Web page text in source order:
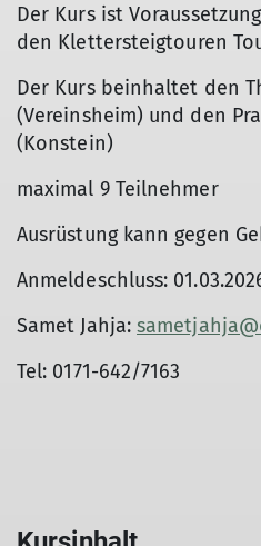
Der Kurs ist
den Klettersteigtouren
Der Kurs beinhaltet den
(Vereinsheim) und den
(Konstein)
maximal 9 Teilnehmer
Ausrüstung kann gegen
Anmeldeschluss:
Samet Jahja:
Tel: 0171-642/7163